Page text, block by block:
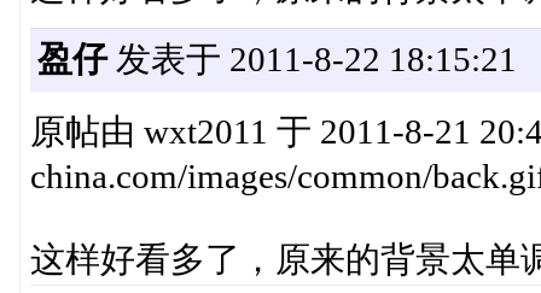
盈仔发表于 2011-8-22 18:15:21
原帖由 wxt2011 于 2011-8-21
china.com/images/common/
这样好看多了，原来的背景太单